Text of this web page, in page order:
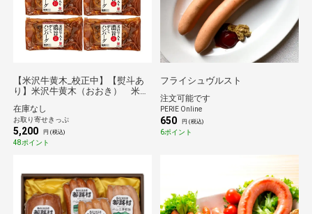
【米沢牛黄木_校正中】【熨斗あ
り】米沢牛黄木（おおき） 米沢
バーグ６個 送料無料 【2026夏
ギフト】
在庫なし
お取り寄せきっぷ
5,200 円 (税込)
48ポイント
フライシュヴルスト
注文可能です
PERIE Online
650 円 (税込)
6ポイント